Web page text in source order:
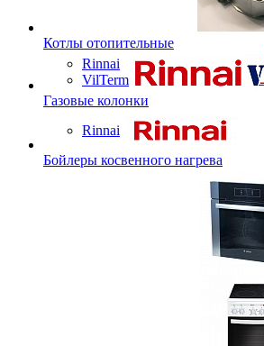
Котлы отопительные
Rinnai
VilTerm
Газовые колонки
Rinnai
Бойлеры косвенного нагрева